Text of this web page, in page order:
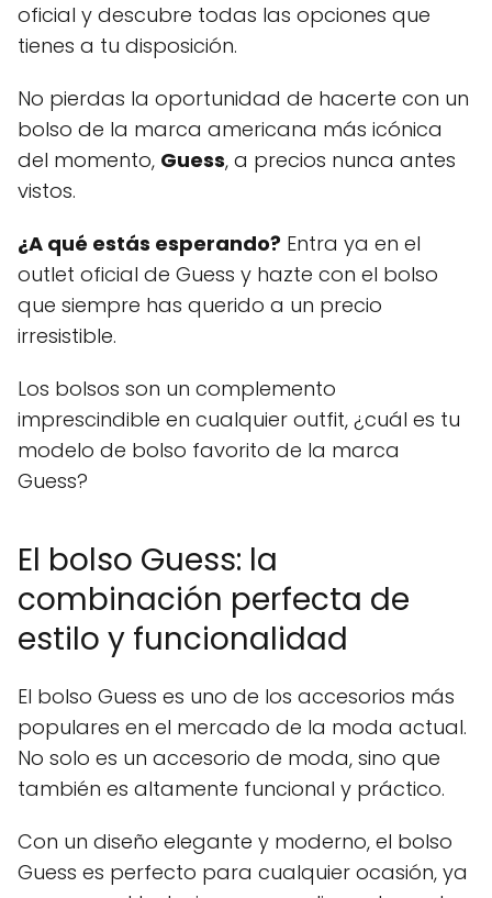
oficial y descubre todas las opciones que
tienes a tu disposición.
No pierdas la oportunidad de hacerte con un
bolso de la marca americana más icónica
del momento, Guess, a precios nunca antes
vistos.
¿A qué estás esperando? Entra ya en el
outlet oficial de Guess y hazte con el bolso
que siempre has querido a un precio
irresistible.
Los bolsos son un complemento
imprescindible en cualquier outfit, ¿cuál es tu
modelo de bolso favorito de la marca
Guess?
El bolso Guess: la
combinación perfecta de
estilo y funcionalidad
El bolso Guess es uno de los accesorios más
populares en el mercado de la moda actual.
No solo es un accesorio de moda, sino que
también es altamente funcional y práctico.
Con un diseño elegante y moderno, el bolso
Guess es perfecto para cualquier ocasión, ya